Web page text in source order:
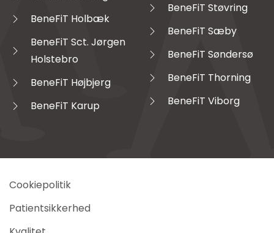
BeneFiT Holbæk
BeneFiT Sct. Jørgen
Holstebro
BeneFiT Højbjerg
BeneFiT Karup
BeneFiT Støvring
BeneFiT Sæby
BeneFiT Søndersø
BeneFiT Thorning
BeneFiT Viborg
Cookiepolitik
Patientsikkerhed